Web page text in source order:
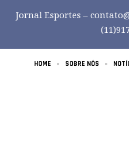
Jornal Esportes –
HOME SOBRE NÓS